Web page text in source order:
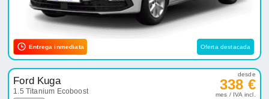
Entrega inmediata Oferta destacada
Ford Kuga
1.5 Titanium Ecoboost
desde
338 €
mes / IVA incl.